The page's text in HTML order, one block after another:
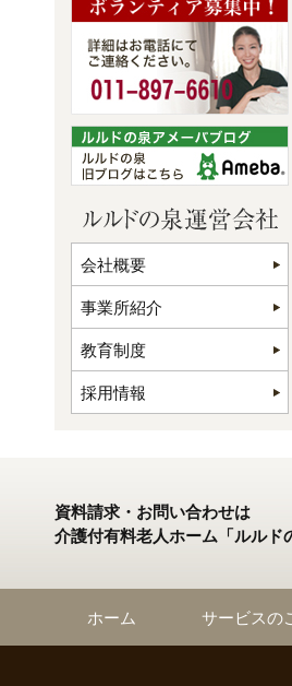
会社概要
事業所紹介
教育制度
採用情報
資料請求・お問い合わせは
介護付有料老人ホーム「ルルド
ホーム サービスの